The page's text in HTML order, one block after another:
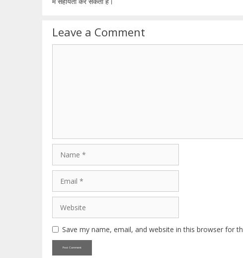
Leave a Comment
Website
Save my name, email, and website in this browser for